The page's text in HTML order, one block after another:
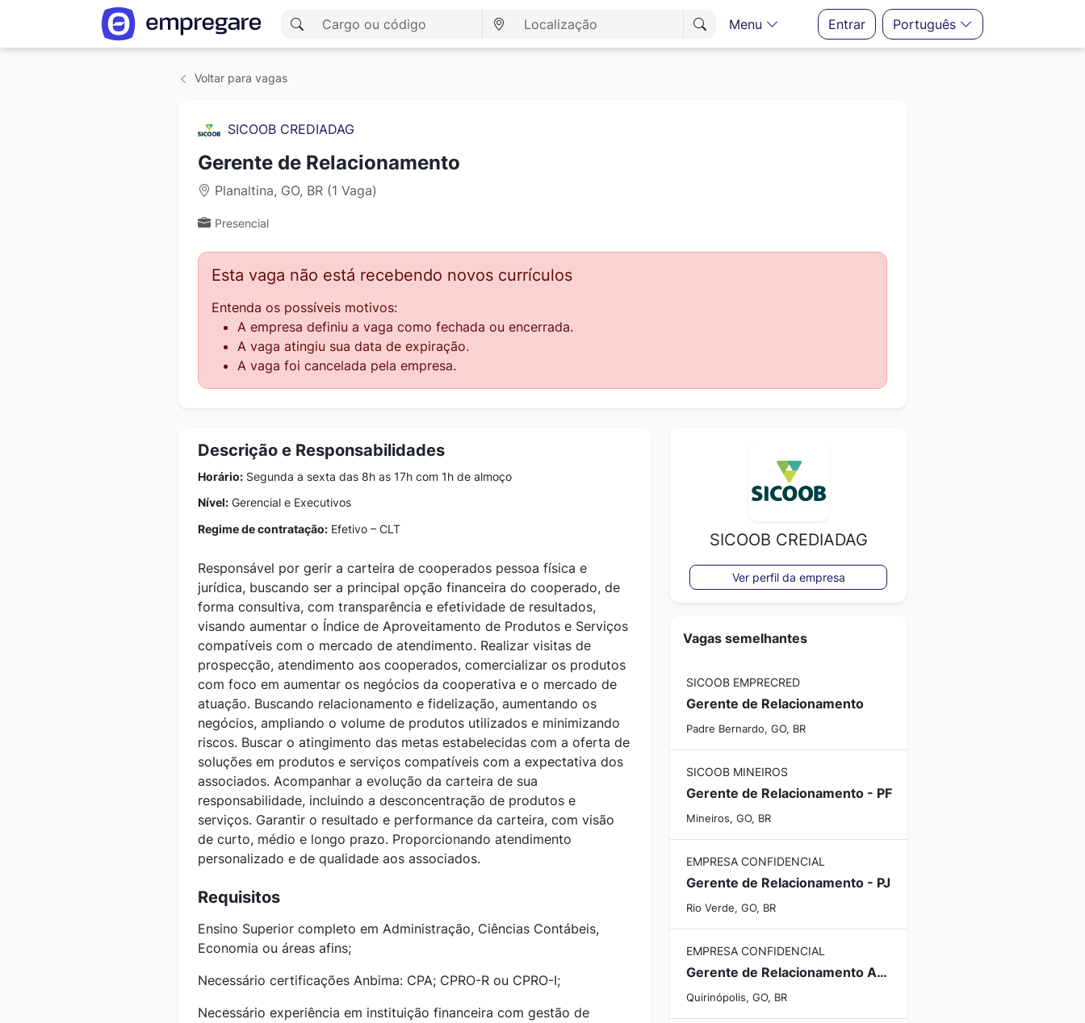
Menu Entrar Português
Voltar para vagas
SICOOB CREDIADAG
Gerente de Relacionamento
Planaltina, GO, BR (1 Vaga)
Presencial
Esta vaga não está recebendo novos currículos
Entenda os possíveis motivos:
A empresa definiu a vaga como fechada ou encerrada.
A vaga atingiu sua data de expiração.
A vaga foi cancelada pela empresa.
Descrição e Responsabilidades
Horário: Segunda a sexta das 8h as 17h com 1h de almoço
Nível: Gerencial e Executivos
Regime de contratação: Efetivo – CLT
Responsável por gerir a carteira de cooperados pessoa física e
jurídica, buscando ser a principal opção financeira do cooperado, de
forma consultiva, com transparência e efetividade de resultados,
visando aumentar o Índice de Aproveitamento de Produtos e Serviços
compatíveis com o mercado de atendimento. Realizar visitas de
prospecção, atendimento aos cooperados, comercializar os produtos
com foco em aumentar os negócios da cooperativa e o mercado de
atuação. Buscando relacionamento e fidelização, aumentando os
negócios, ampliando o volume de produtos utilizados e minimizando
riscos. Buscar o atingimento das metas estabelecidas com a oferta de
soluções em produtos e serviços compatíveis com a expectativa dos
associados. Acompanhar a evolução da carteira de sua
responsabilidade, incluindo a desconcentração de produtos e
serviços. Garantir o resultado e performance da carteira, com visão
de curto, médio e longo prazo. Proporcionando atendimento
personalizado e de qualidade aos associados.
Requisitos
Ensino Superior completo em Administração, Ciências Contábeis,
Economia ou áreas afins;
Necessário certificações Anbima: CPA; CPRO-R ou CPRO-I;
Necessário experiência em instituição financeira com gestão de
SICOOB CREDIADAG
Ver perfil da empresa
Vagas semelhantes
SICOOB EMPRECRED
Gerente de Relacionamento
Padre Bernardo, GO, BR
SICOOB MINEIROS
Gerente de Relacionamento - PF
Mineiros, GO, BR
EMPRESA CONFIDENCIAL
Gerente de Relacionamento - PJ
Rio Verde, GO, BR
EMPRESA CONFIDENCIAL
Gerente de Relacionamento Agro
Quirinópolis, GO, BR